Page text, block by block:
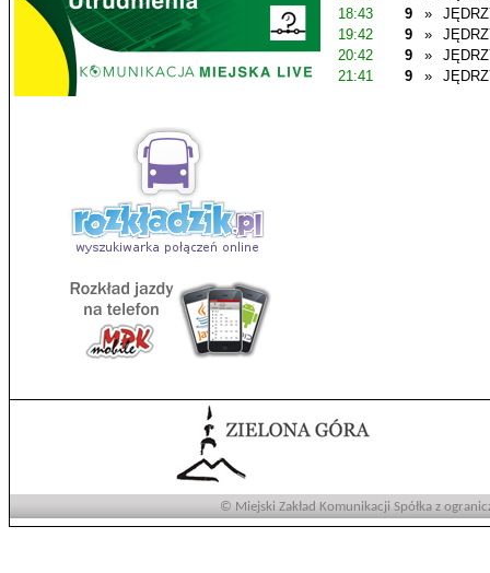
18:43
9 »
19:42
9 »
20:42
9 »
21:41
9 »
© Miejski Zakład Komunikacji Spółka z